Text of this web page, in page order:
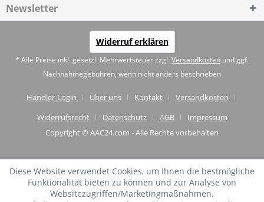
Newsletter
Widerruf erklären
* Alle Preise inkl. gesetzl. Mehrwertsteuer zzgl. Versandkosten und ggf.
Nachnahmegebühren, wenn nicht anders beschrieben
Händler-Login Über uns Kontakt
Versandkosten
Widerrufsrecht
Datenschutz AGB
Impressum
Copyright © AAC24.com - Alle Rechte vorbehalten
Diese Website verwendet Cookies, um Ihnen die bestmögliche
Funktionalität bieten zu können und zur Analyse von
Websitezugriffen/Marketingmaßnahmen.